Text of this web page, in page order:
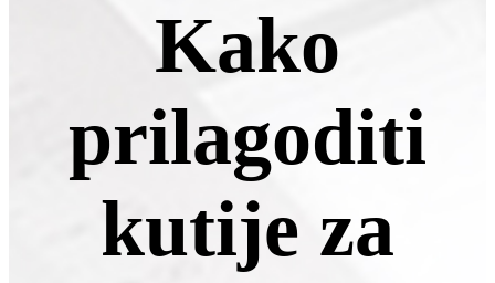
Kako
prilagoditi
kutije za